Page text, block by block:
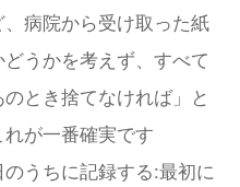
病院から受け取った紙
うかを考えず、すべて
とき捨てなければ」と
が一番確実です
うちに記録する:最初に